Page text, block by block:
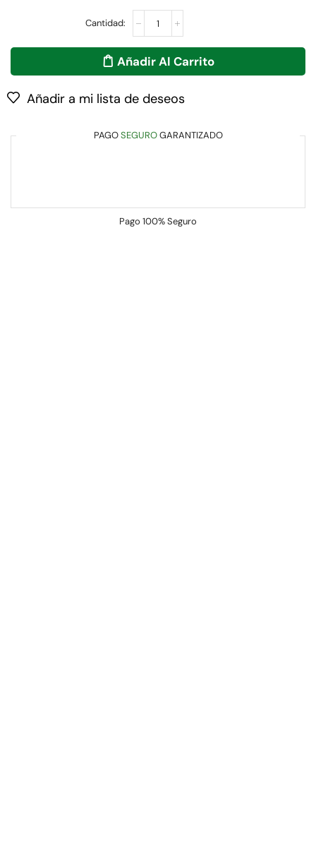
Añadir Al Carrito
Añadir a mi lista de deseos
PAGOSEGUROGARANTIZADO
Pago 100% Seguro